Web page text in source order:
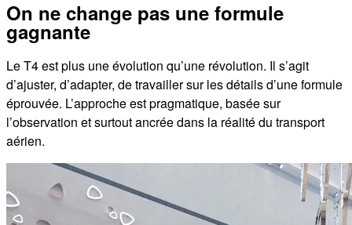
On ne change pas une formule
gagnante
Le T4 est plus une évolution qu’une révolution. Il s’agit
d’ajuster, d’adapter, de travailler sur les détails d’une formule
éprouvée. L’approche est pragmatique, basée sur
l’observation et surtout ancrée dans la réalité du transport
aérien.